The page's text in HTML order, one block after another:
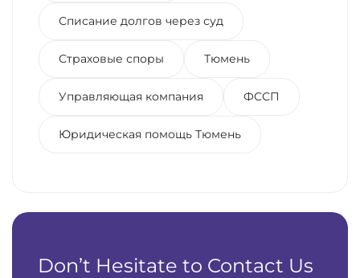
Списание долгов через суд
Страховые споры Тюмень
Управляющая компания ФССП
Юридическая помощь Тюмень
Don’t Hesitate to Contact Us